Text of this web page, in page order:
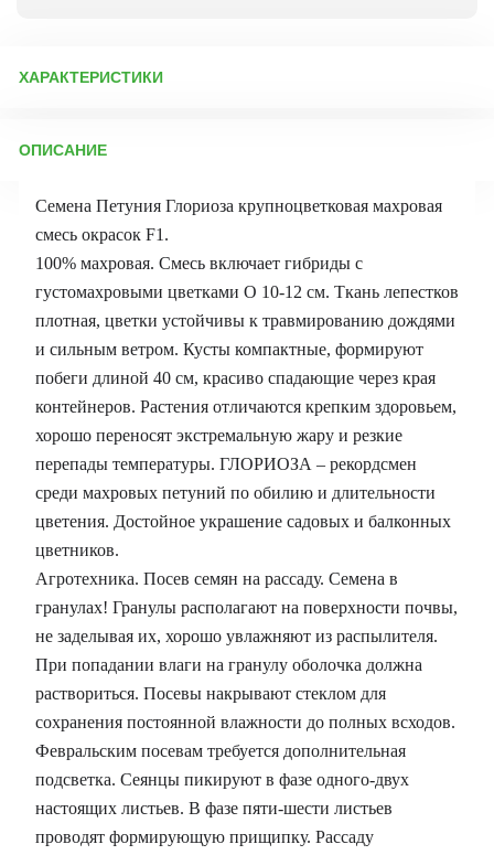
ХАРАКТЕРИСТИКИ
Бренд товара:
Срок отправки: ежедневно
ОПИСАНИЕ
Семена Петуния Глориоза крупноцветковая махровая
смесь окрасок F1.
100% махровая. Смесь включает гибриды с
густомахровыми цветками O 10-12 см. Ткань лепестков
плотная, цветки устойчивы к травмированию дождями
и сильным ветром. Кусты компактные, формируют
побеги длиной 40 см, красиво спадающие через края
контейнеров. Растения отличаются крепким здоровьем,
хорошо переносят экстремальную жару и резкие
перепады температуры. ГЛОРИОЗА – рекордсмен
среди махровых петуний по обилию и длительности
цветения. Достойное украшение садовых и балконных
цветников.
Агротехника. Посев семян на рассаду. Семена в
гранулах! Гранулы располагают на поверхности почвы,
не заделывая их, хорошо увлажняют из распылителя.
При попадании влаги на гранулу оболочка должна
раствориться. Посевы накрывают стеклом для
сохранения постоянной влажности до полных всходов.
Февральским посевам требуется дополнительная
подсветка. Сеянцы пикируют в фазе одного-двух
настоящих листьев. В фазе пяти-шести листьев
проводят формирующую прищипку. Рассаду